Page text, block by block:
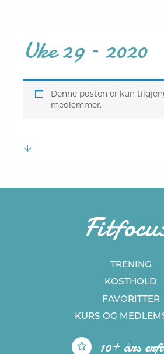
Uke 29 – 2020
Denne posten er kun
medlemmer.
TRENING
KOSTHOLD
FAVORITTER
KURS OG
10+ års